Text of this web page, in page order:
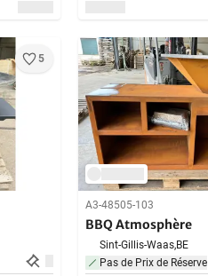
5
A3-48505-103
BBQ Atmosphère
Sint-Gillis-Waas,BE
Pas de Prix de Réserve